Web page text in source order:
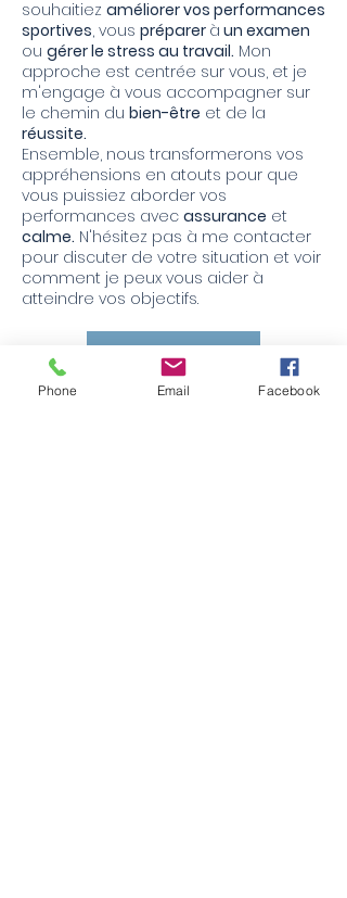
souhaitiez améliorer vos performances
sportives, vous préparer à un examen
ou gérer le stress au travail. Mon
approche est centrée sur vous, et je
m'engage à vous accompagner sur
le chemin du bien-être et de la
réussite.
Ensemble, nous transformerons vos
appréhensions en atouts pour que
vous puissiez aborder vos
performances avec assurance et
calme. N'hésitez pas à me contacter
pour discuter de votre situation et voir
comment je peux vous aider à
atteindre vos objectifs.
Prendre RDV Gratuit
Phone Email Facebook